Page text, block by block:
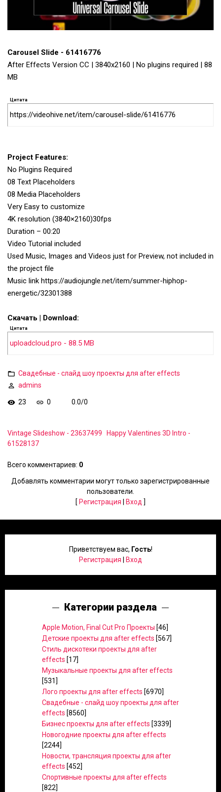
Carousel Slide - 61416776
After Effects Version CC | 3840x2160 | No plugins required | 88
MB
Цитата
https://videohive.net/item/carousel-slide/61416776
Project Features:
No Plugins Required
08 Text Placeholders
08 Media Placeholders
Very Easy to customize
4K resolution (3840×2160)30fps
Duration – 00:20
Video Tutorial included
Used Music, Images and Videos just for Preview, not included in
the project file
Music link https://audiojungle.net/item/summer-hiphop-
energetic/32301388
Скачать | Download:
Цитата
uploadcloud.pro - 88.5 MB
Свадебные - слайд шоу проекты для after effects
admins
23 0 0.0/0
Vintage Slideshow - 23637499
Happy Valentines 3D Intro -
61528137
Всего комментариев: 0
Добавлять комментарии могут только зарегистрированные
пользователи.
[ Регистрация Вход ]
Приветствуем вас, Гость!
Регистрация
Вход
Категории раздела
Apple Motion, Final Cut Pro Проекты [46]
Детские проекты для after effects [567]
Стиль дискотеки проекты для after
effects [17]
Музыкальные проекты для after effects
[531]
Лого проекты для after effects [6970]
Свадебные - слайд шоу проекты для after
effects [8560]
Бизнес проекты для after effects [3339]
Новогодние проекты для after effects
[2244]
Новости, трансляция проекты для after
effects [452]
Спортивные проекты для after effects
[822]